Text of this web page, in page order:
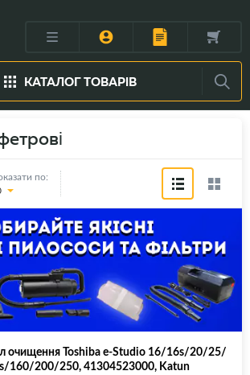
КАТАЛОГ ТОВАРІВ
по:
очищення Toshiba e-Studio 16/16s/20/25/
160/200/250, 41304523000, Katun